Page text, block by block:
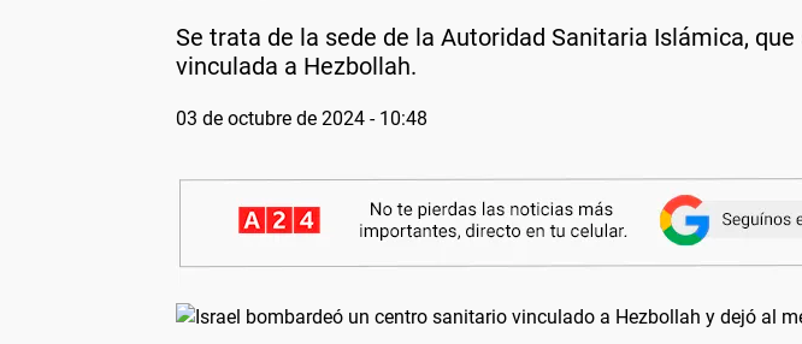
Se trata de la sede de la Autoridad Sanitaria Islámica,
vinculada a Hezbollah.
03 de octubre de 2024 - 10:48